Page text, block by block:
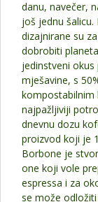
danu, navečer,
još jednu šalicu.
dizajnirane su
dobrobiti
jedinstveni
mješavine, s
kompostabilnim
najpažljiviji
dnevnu dozu
proizvod koji je
Borbone je
one koji vole
espressa i za
se može